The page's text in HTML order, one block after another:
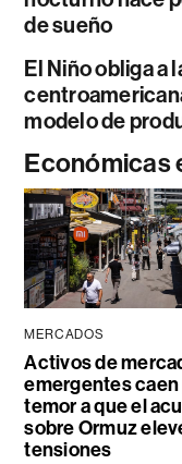
de sueño
El Niño obliga a
modelo de
Económicas
MERCADOS
Activos de
emergentes caen
temor a que el
sobre Ormuz
tensiones